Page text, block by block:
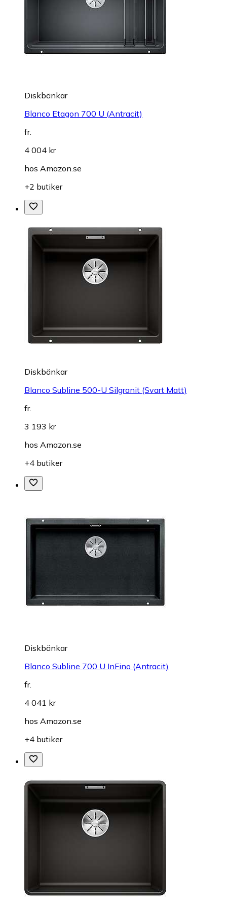
Diskbänkar
Blanco Etagon 700 U (Antracit)
fr.
4 004 kr
hos Amazon.se
+2 butiker
Diskbänkar
Blanco Subline 500-U Silgranit (Svart Matt)
fr.
3 193 kr
hos Amazon.se
+4 butiker
Diskbänkar
Blanco Subline 700 U InFino (Antracit)
fr.
4 041 kr
hos Amazon.se
+4 butiker